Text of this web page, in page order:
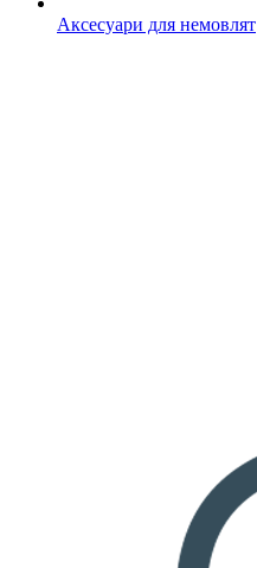
Аксесуари для немовлят